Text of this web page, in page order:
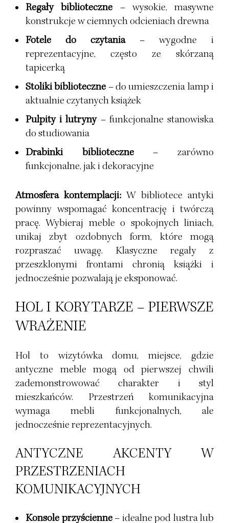
Regały biblioteczne – wysokie, masywne
konstrukcje w ciemnych odcieniach drewna
Fotele do czytania– wygodne i
reprezentacyjne, często ze skórzaną
tapicerką
Stoliki biblioteczne – do umieszczenia lamp i
aktualnie czytanych książek
Pulpity i lutryny– funkcjonalne stanowiska
do studiowania
Drabinki biblioteczne– zarówno
funkcjonalne, jak i dekoracyjne
Atmosfera kontemplacji: W bibliotece antyki
powinny wspomagać koncentrację i twórczą
pracę. Wybieraj meble o spokojnych liniach,
unikaj zbyt ozdobnych form, które mogą
rozpraszać uwagę. Klasyczne regały z
przeszklonymi frontami chronią książki i
jednocześnie pozwalają je eksponować.
HOL I KORYTARZE – PIERWSZE
WRAŻENIE
Hol to wizytówka domu, miejsce, gdzie
antyczne meble mogą od pierwszej chwili
zademonstrowować charakter i styl
mieszkańców. Przestrzeń komunikacyjna
wymaga mebli funkcjonalnych, ale
jednocześnie reprezentacyjnych.
ANTYCZNE AKCENTY W
PRZESTRZENIACH
KOMUNIKACYJNYCH
Konsole przyścienne– idealne pod lustra lub